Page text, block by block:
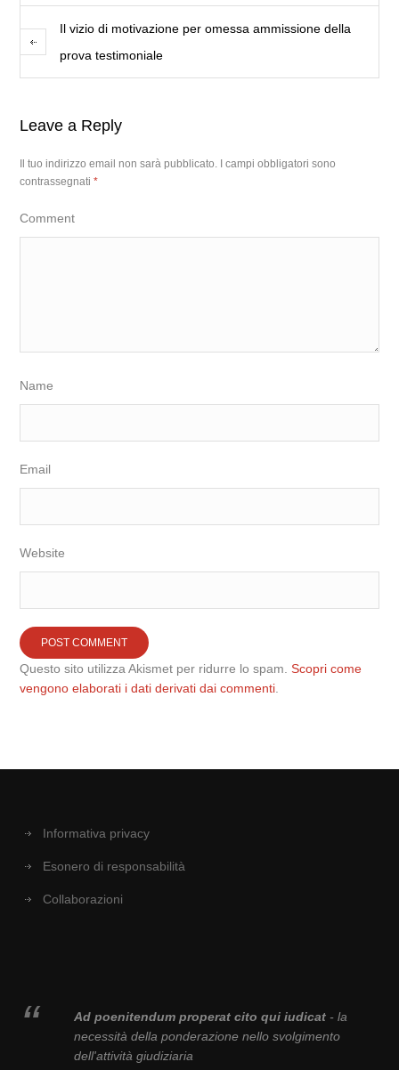
Il vizio di motivazione per omessa ammissione della
prova testimoniale
Leave a Reply
Il tuo indirizzo email non sarà pubblicato.
I campi obbligatori sono
contrassegnati*
Comment
Name
Email
Website
Questo sito utilizza Akismet per ridurre lo spam.Scopri come
vengono elaborati i dati derivati dai commenti
Informativa privacy
Esonero di responsabilità
Collaborazioni
Ad poenitendum properat cito qui iudicat- la
necessità della ponderazione nello svolgimento
dell'attività giudiziaria